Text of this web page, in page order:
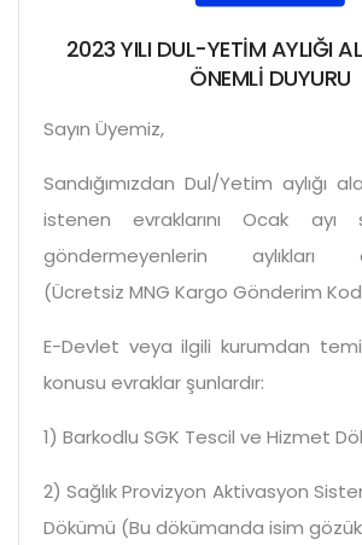
2023 YILI DUL-YETİM AYLIĞI
ÖNEMLİ DUYURU
Sayın Üyemiz,
Sandığımızdan Dul/Yetim aylığı
istenen evraklarını Ocak ayı
göndermeyenlerin aylıkları
(Ücretsiz MNG Kargo Gönderim
E-Devlet veya ilgili kurumdan
konusu evraklar şunlardır:
1) Barkodlu SGK Tescil ve Hizmet
2) Sağlık Provizyon Aktivasyon
Dökümü (Bu dökümanda isim